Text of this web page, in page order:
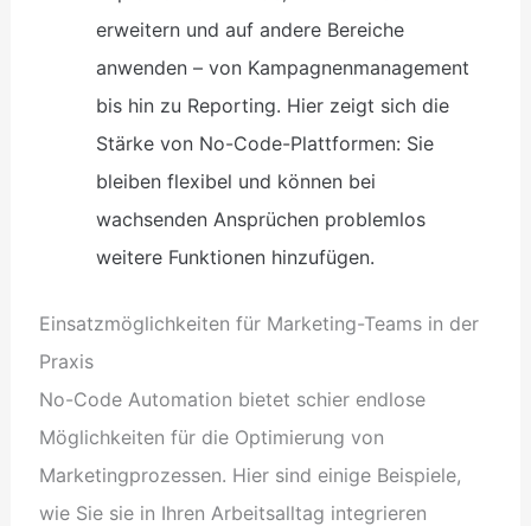
erweitern und auf andere Bereiche
anwenden – von Kampagnenmanagement
bis hin zu Reporting. Hier zeigt sich die
Stärke von No-Code-Plattformen: Sie
bleiben flexibel und können bei
wachsenden Ansprüchen problemlos
weitere Funktionen hinzufügen.
Einsatzmöglichkeiten für Marketing-Teams in der
Praxis
No-Code Automation bietet schier endlose
Möglichkeiten für die Optimierung von
Marketingprozessen. Hier sind einige Beispiele,
wie Sie sie in Ihren Arbeitsalltag integrieren